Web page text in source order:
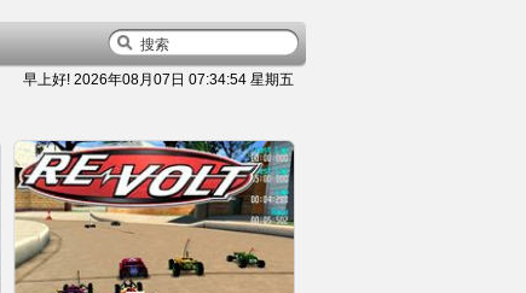
早上好! 2026年08月07日 07:34:55 星期五